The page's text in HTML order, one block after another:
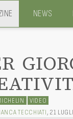
NEWS
VIDEO
TECCHIATI, 21